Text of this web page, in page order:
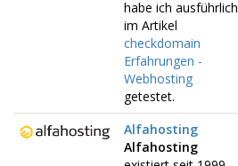
habe ich ausführlich
im Artikel
checkdomain
Erfahrungen -
Webhosting
getestet.
Alfahosting
Alfahosting